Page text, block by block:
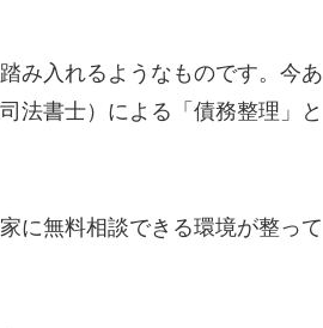
み入れるようなものです。今あ
法書士）による「債務整理」と
に無料相談できる環境が整って